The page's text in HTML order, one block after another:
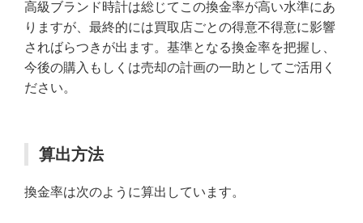
高級ブランド時計は総じてこの換金率が高い水準にあ
りますが、最終的には買取店ごとの得意不得意に影響
さればらつきが出ます。基準となる換金率を把握し、
今後の購入もしくは売却の計画の一助としてご活用く
ださい。
算出方法
換金率は次のように算出しています。